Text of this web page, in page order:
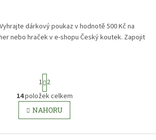
dárkový poukaz v hodnotě 500 Kč na
nebo hraček v e-shopu Český koutek. Zapojit
O
v
l
S
t
r
á
n
k
v
1 2
14položek celkem
NAHORU